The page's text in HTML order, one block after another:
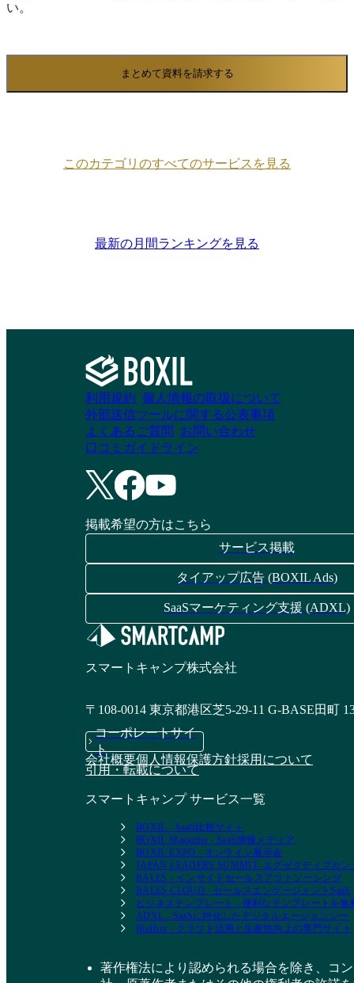
い。
まとめて資料を請求する
このカテゴリのすべてのサービスを見る
最新の月間ランキングを見る
利用規約 個人情報の取扱について
外部送信ツールに関する公表事項
よくあるご質問
お問い合わせ
口コミガイドライン
掲載希望の方はこちら
サービス掲載
タイアップ広告 (BOXIL Ads)
SaaSマーケティング支援 (ADXL)
スマートキャンプ株式会社
〒108-0014 東京都港区芝5-29-11 G-BASE田町
コーポレートサイ
ト
会社概要個人情報保護方針採用について
引用・転載について
スマートキャンプ サービス一覧
BOXIL - SaaS比較サイト
BOXIL Magazine - SaaS情報メディア
BOXIL EXPO - オンライン展示会
JAPAN LEADERS SUMMIT- エグゼクティブカン
BALES - インサイドセールスアウトソーシング
BALES CLOUD - セールスエンゲージメントSaaS
ビジネステンプレート - 便利なテンプレートを無
ADXL - SaaSに特化したデジタルエージェンシー
BizHint - クラウド活用と生産性向上の専門サイト
著作権法により認められる場合を除き、コ